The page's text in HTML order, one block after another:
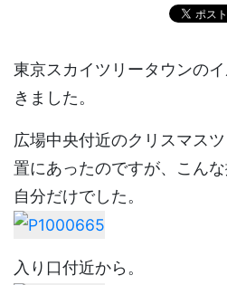
東京スカイツリータウンの
きました。
広場中央付近のクリスマス
置にあったのですが、こん
自分だけでした。
入り口付近から。